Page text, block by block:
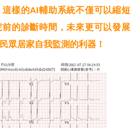
樣的AI輔助系統不僅可以縮短
的診斷時間，未來更可以發展
眾居家自我監測的利器！